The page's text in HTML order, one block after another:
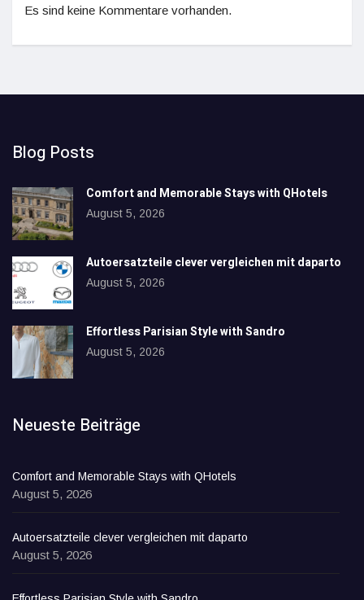
Es sind keine Kommentare vorhanden.
Blog Posts
Comfort and Memorable Stays with QHotels
August 5, 2026
Autoersatzteile clever vergleichen mit daparto
August 5, 2026
Effortless Parisian Style with Sandro
August 5, 2026
Neueste Beiträge
Comfort and Memorable Stays with QHotels
August 5, 2026
Autoersatzteile clever vergleichen mit daparto
August 5, 2026